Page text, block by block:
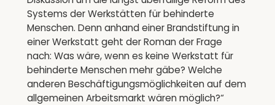
Systems der Werkstätten für behinderte
Menschen. Denn anhand einer Brandstiftung in
einer Werkstatt geht der Roman der Frage
nach: Was wäre, wenn es keine Werkstatt für
behinderte Menschen mehr gäbe? Welche
anderen Beschäftigungsmöglichkeiten auf dem
allgemeinen Arbeitsmarkt wären möglich?“